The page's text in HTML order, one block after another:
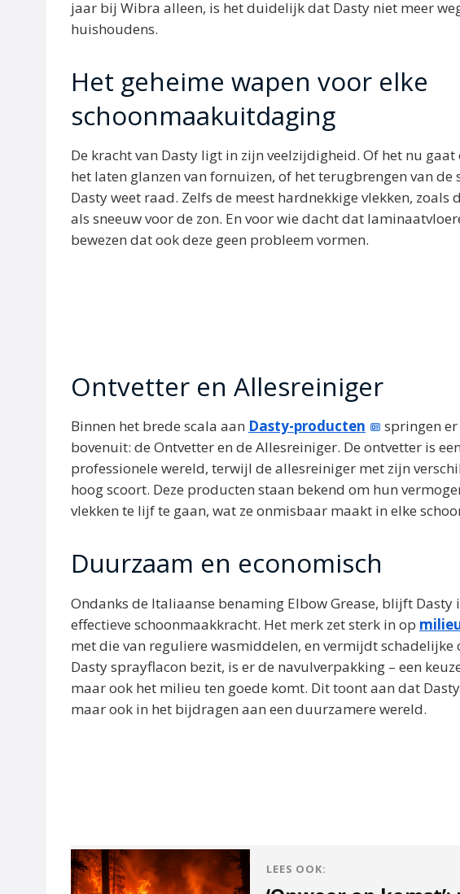
jaar bij Wibra alleen, is het duidelijk dat Dasty niet meer
huishoudens.
Het geheime wapen voor elke
schoonmaakuitdaging
De kracht van Dasty ligt in zijn veelzijdigheid. Of het nu
het laten glanzen van fornuizen, of het terugbrengen van
Dasty weet raad. Zelfs de meest hardnekkige vlekken, zoals
als sneeuw voor de zon. En voor wie dacht dat
bewezen dat ook deze geen probleem vormen.
Ontvetter en Allesreiniger
Binnen het brede scala aan Dasty-producten
springen
bovenuit: de Ontvetter en de Allesreiniger. De ontvetter is
professionele wereld, terwijl de allesreiniger met zijn
hoog scoort. Deze producten staan bekend om hun
vlekken te lijf te gaan, wat ze onmisbaar maakt in elke
Duurzaam en economisch
Ondanks de Italiaanse benaming Elbow Grease, blijft
effectieve schoonmaakkracht. Het merk zet sterk in op
met die van reguliere wasmiddelen, en vermijdt schadelijke
Dasty sprayflacon bezit, is er de navulverpakking – een
maar ook het milieu ten goede komt. Dit toont aan dat
maar ook in het bijdragen aan een duurzamere wereld.
LEES OOK: